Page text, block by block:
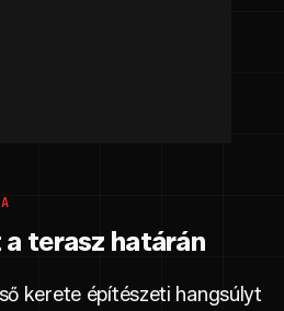
terasz határán
kerete építészeti hangsúlyt